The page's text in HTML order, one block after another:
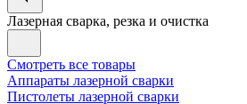
Лазерная сварка, резка и очистка
Смотреть все товары
Аппараты лазерной сварки
Пистолеты лазерной сварки